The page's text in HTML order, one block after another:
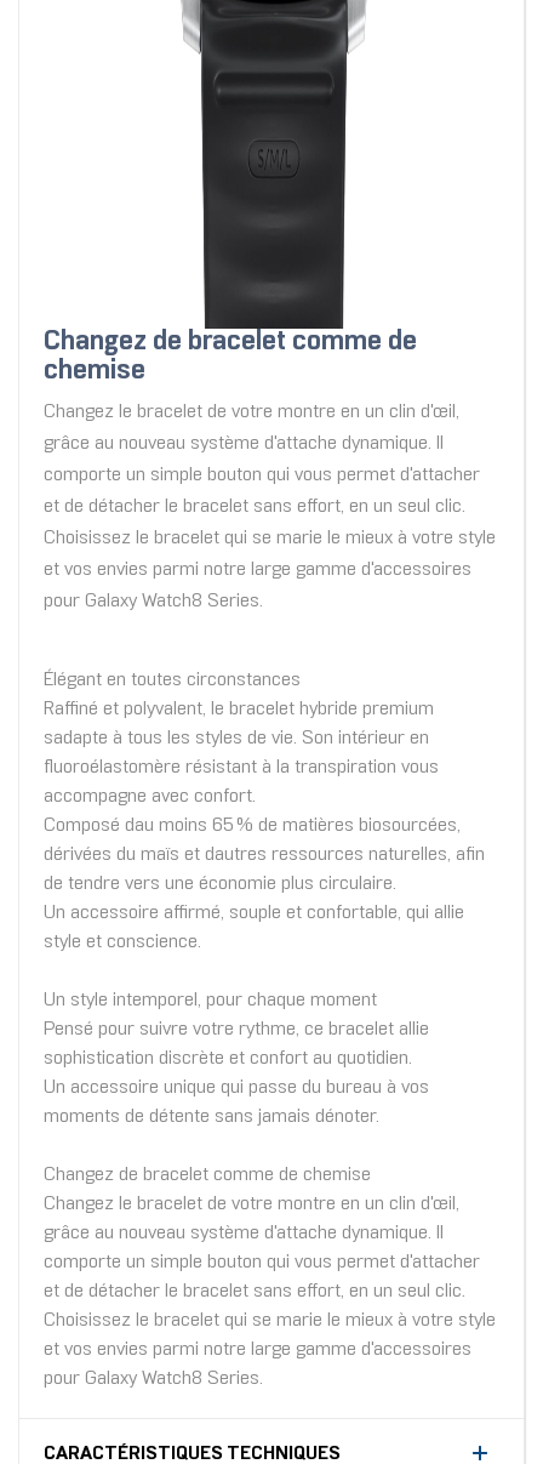
Changez de bracelet comme de
chemise
Changez le bracelet de votre montre en un clin d'œil,
grâce au nouveau système d'attache dynamique. Il
comporte un simple bouton qui vous permet d'attacher
et de détacher le bracelet sans effort, en un seul clic.
Choisissez le bracelet qui se marie le mieux à votre style
et vos envies parmi notre large gamme d'accessoires
pour Galaxy Watch8 Series.
Élégant en toutes circonstances
Raffiné et polyvalent, le bracelet hybride premium
sadapte à tous les styles de vie. Son intérieur en
fluoroélastomère résistant à la transpiration vous
accompagne avec confort.
Composé dau moins 65 % de matières biosourcées,
dérivées du maïs et dautres ressources naturelles, afin
de tendre vers une économie plus circulaire.
Un accessoire affirmé, souple et confortable, qui allie
style et conscience.
Un style intemporel, pour chaque moment
Pensé pour suivre votre rythme, ce bracelet allie
sophistication discrète et confort au quotidien.
Un accessoire unique qui passe du bureau à vos
moments de détente sans jamais dénoter.
Changez de bracelet comme de chemise
Changez le bracelet de votre montre en un clin d'œil,
grâce au nouveau système d'attache dynamique. Il
comporte un simple bouton qui vous permet d'attacher
et de détacher le bracelet sans effort, en un seul clic.
Choisissez le bracelet qui se marie le mieux à votre style
et vos envies parmi notre large gamme d'accessoires
pour Galaxy Watch8 Series.
CARACTÉRISTIQUES TECHNIQUES